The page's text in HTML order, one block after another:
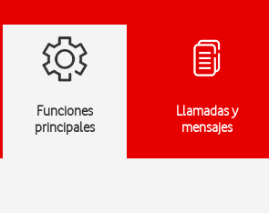
Funciones
principales
Llamadas y
mensajes